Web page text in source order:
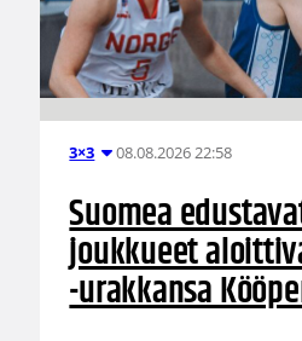
3×3 08.08.2026 22:58
Suomea
joukkueet
-urakkansa